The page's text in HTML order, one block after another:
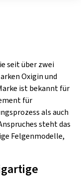
seit über zwei
Oxigin und
ist bekannt für
für
als auch
steht das
Felgenmodelle,